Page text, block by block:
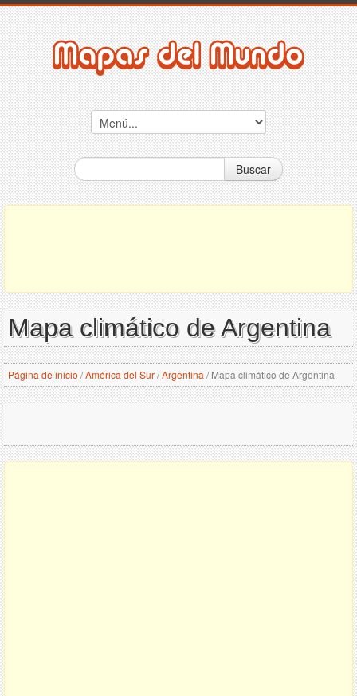
Buscar
Mapa climático de Argentina
Página de inicio /América del Sur/Argentina /Mapa climático de Argentina